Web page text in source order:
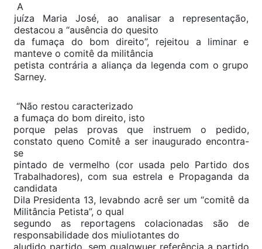
A
juíza Maria José, ao analisar a representação,
destacou a “ausência do quesito
da fumaça do bom direito”, rejeitou a liminar e
manteve o comitê da militância
petista contrária a aliança da legenda com o grupo
Sarney.
“Não restou caracterizado
a fumaça do bom direito, isto
porque pelas provas que instruem o pedido,
constato queno Comitê a ser inaugurado encontra-
se
pintado de vermelho (cor usada pelo Partido dos
Trabalhadores), com sua estrela e Propaganda da
candidata
Dila Presidenta 13, levabndo acrê ser um “comitê da
Militância Petista”, o qual
segundo as reportagens colacionadas são de
responsabilidade dos miuliotantes do